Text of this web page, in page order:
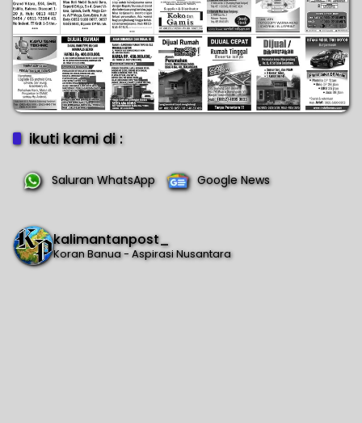
ikuti kami di :
Saluran WhatsApp Google News
kalimantanpost_
Koran Banua - Aspirasi Nusantara